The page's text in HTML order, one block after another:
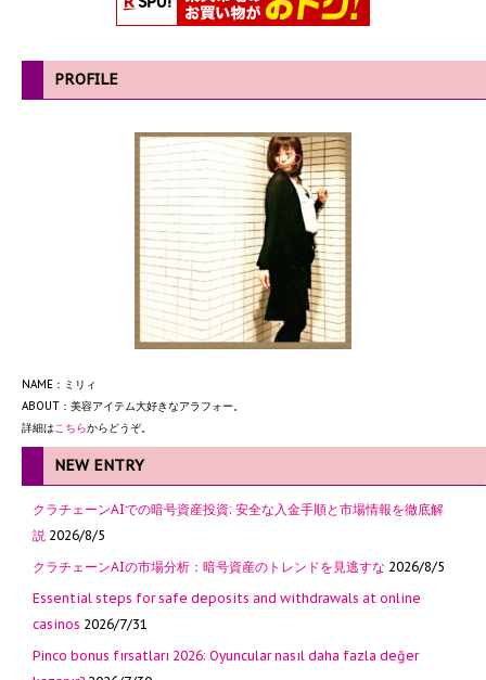
PROFILE
NAME：ミリィ
ABOUT：美容アイテム大好きなアラフォー。
詳細はこちらからどうぞ。
NEW ENTRY
クラチェーンAIでの暗号資産投資: 安全な入金手順と市場情報を徹底解
説 2026/8/5
クラチェーンAIの市場分析：暗号資産のトレンドを見逃すな 2026/8/5
Essential steps for safe deposits and withdrawals at online
casinos 2026/7/31
Pinco bonus fırsatları 2026: Oyuncular nasıl daha fazla değer